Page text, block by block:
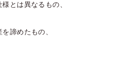
とは異なるもの、
諦めたもの、